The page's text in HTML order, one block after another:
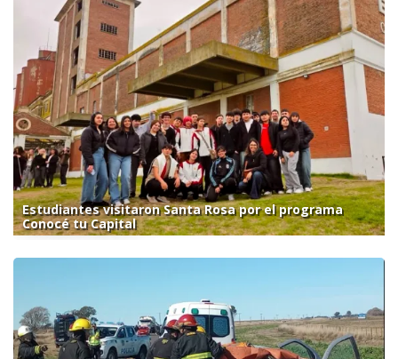
Estudiantes visitaron Santa Rosa por el programa
Conocé tu Capital